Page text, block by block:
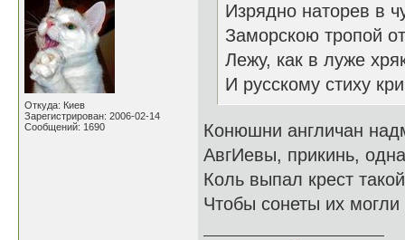
Откуда: Киев
Зарегистрирован: 2006-02-14
Сообщений: 1690
Изрядно наторев в
Заморскою тропой
Лежу, как в луже
И русскому стиху
Конюшни англичан
АвгИевы, прикинь,
Коль выпал крест
Чтобы сонеты их